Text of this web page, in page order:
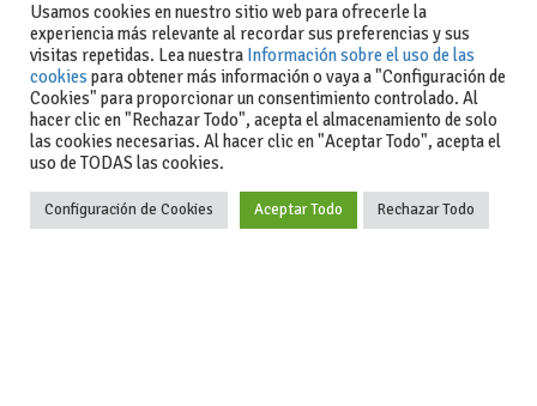
Usamos cookies en nuestro sitio web para ofrecerle la
experiencia más relevante al recordar sus preferencias y sus
visitas repetidas. Lea nuestra Información sobre el uso de las
cookies para obtener más información o vaya a "Configuración de
Cookies" para proporcionar un consentimiento controlado. Al
hacer clic en "Rechazar Todo", acepta el almacenamiento de solo
las cookies necesarias. Al hacer clic en "Aceptar Todo", acepta el
uso de TODAS las cookies.
Configuración de Cookies Aceptar Todo Rechazar Todo